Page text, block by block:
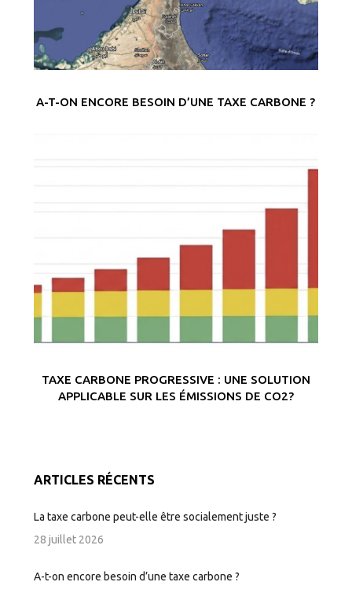
A-T-ON ENCORE BESOIN D’UNE TAXE CARBONE ?
TAXE CARBONE PROGRESSIVE : UNE SOLUTION
APPLICABLE SUR LES ÉMISSIONS DE CO2?
ARTICLES RÉCENTS
La taxe carbone peut-elle être socialement juste ?
28 juillet 2026
A-t-on encore besoin d’une taxe carbone ?